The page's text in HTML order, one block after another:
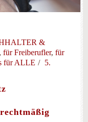
&
, für Freiberufler, für
für ALLE
5.